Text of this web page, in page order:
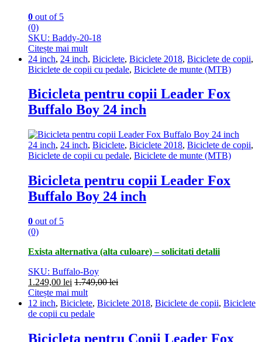
0 out of 5
(0)
SKU: Baddy-20-18
Citește mai mult
24 inch, 24 inch, Biciclete, Biciclete 2018, Biciclete de copii,
Biciclete de copii cu pedale, Biciclete de munte (MTB)
Bicicleta pentru copii Leader Fox
Buffalo Boy 24 inch
24 inch, 24 inch, Biciclete, Biciclete 2018, Biciclete de copii,
Biciclete de copii cu pedale, Biciclete de munte (MTB)
Bicicleta pentru copii Leader Fox
Buffalo Boy 24 inch
0 out of 5
(0)
Exista alternativa (alta culoare) – solicitati detalii
SKU: Buffalo-Boy
1.249,00 lei 1.749,00lei
Citește mai mult
12 inch, Biciclete, Biciclete 2018, Biciclete de copii, Biciclete
de copii cu pedale
Bicicleta pentru Copii Leader Fox